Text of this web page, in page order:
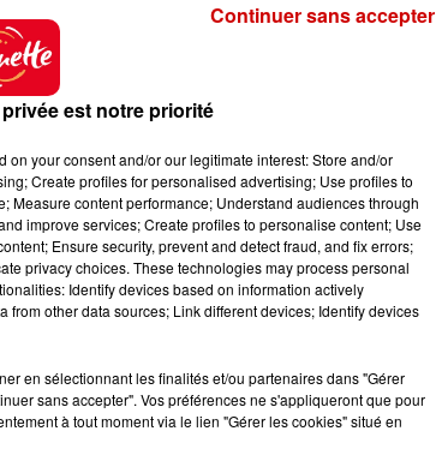
moments de vacances �
pendant ces 2 jours.
est notre priorité
your consent and/or our legitimate interest: Store and/or
Create profiles for personalised advertising; Use profiles to
content performance; Understand audiences through
improve services; Create profiles to personalise content; Use
Ensure security, prevent and detect fraud, and fix errors;
privacy choices. These technologies may process personal
Identify devices based on information actively
other data sources; Link different devices; Identify devices
en sélectionnant les finalités et/ou partenaires dans "Gérer
sans accepter". Vos préférences ne s'appliqueront que pour
à tout moment via le lien "Gérer les cookies" situé en
Continuer sans accepter